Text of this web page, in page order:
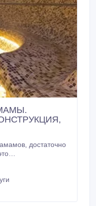
заказе
у нашей
согласовать